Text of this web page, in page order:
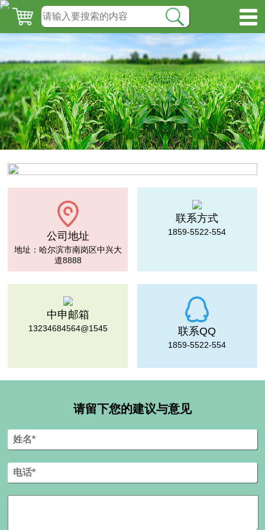
公司地址
地址：哈尔滨市南岗区中兴大
道8888
联系方式
1859-5522-554
中申邮箱
13234684564@1545 联系QQ
1859-5522-554
请留下您的建议与意见